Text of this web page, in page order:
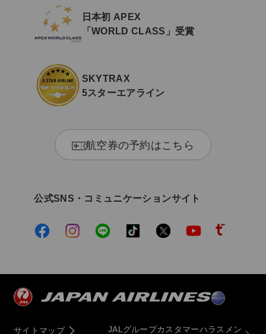
日本初 APEX
「WORLD CLASS」受賞
SKYTRAX
5スターエアライン
航空券の予約はこちら
公式SNS・コミュニケーションサイト
サイトマップ JALグループカスタマーハラスメン